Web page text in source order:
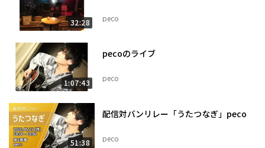
32:28 peco
1:07:43
pecoのライブ
peco
51:38
配信対バンリレー「うたつなぎ」peco
peco